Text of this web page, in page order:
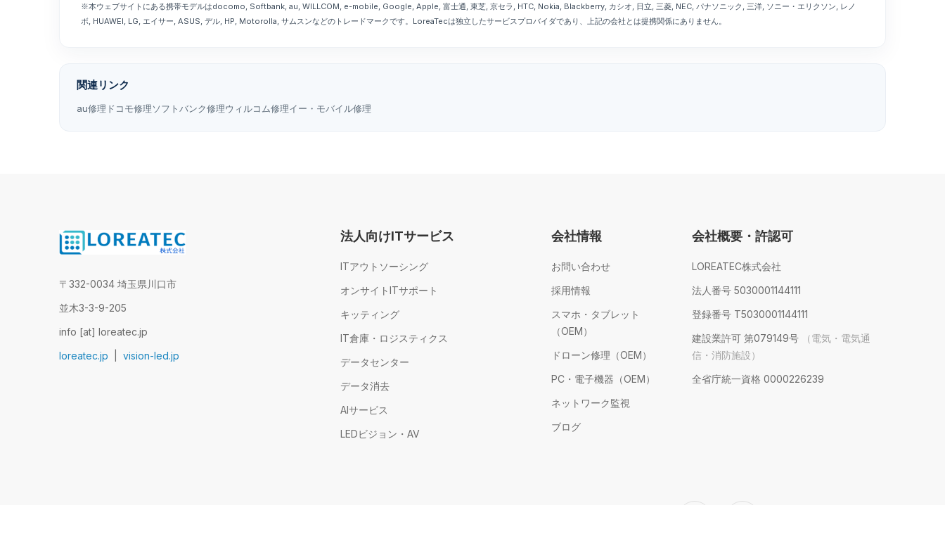
※本ウェブサイトにある携帯モデルはdocomo, Softbank, au, WILLCOM, e-mobile, Google, Apple, 富士通, 東芝, 京セラ, HTC, Nokia, Blackberry, カシオ, 日立, 三菱, NEC, パナソニック, 三洋, ソニー・エリクソン, レノ
ボ, HUAWEI, LG, エイサー, ASUS, デル, HP, Motorolla, サムスンなどのトレードマークです。LoreaTecは独立したサービスプロバイダであり、上記の会社とは提携関係にありません。
関連リンク
au修理 ドコモ修理ソフトバンク修理ウィルコム修理イー・モバイル修理
〒332-0034 埼玉県川口市
並木3-3-9-205
info [at] loreatec.jp
loreatec.jp
vision-led.jp
法人向けITサービス
ITアウトソーシング
オンサイトITサポート
キッティング
IT倉庫・ロジスティクス
データセンター
データ消去
AIサービス
LEDビジョン・AV
会社情報
お問い合わせ
採用情報
スマホ・タブレット
（OEM）
ドローン修理（OEM）
PC・電子機器（OEM）
ネットワーク監視
ブログ
会社概要・許認可
LOREATEC株式会社
法人番号 5030001144111
登録番号 T5030001144111
建設業許可 第079149号
（電気・電気通
信・消防施設）
全省庁統一資格 0000226239